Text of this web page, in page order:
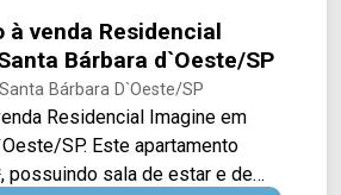
à venda Residencial
Bárbara d`Oeste/SP
Bárbara D`Oeste/SP
Residencial Imagine em
apartamento
possuindo sala de estar e de